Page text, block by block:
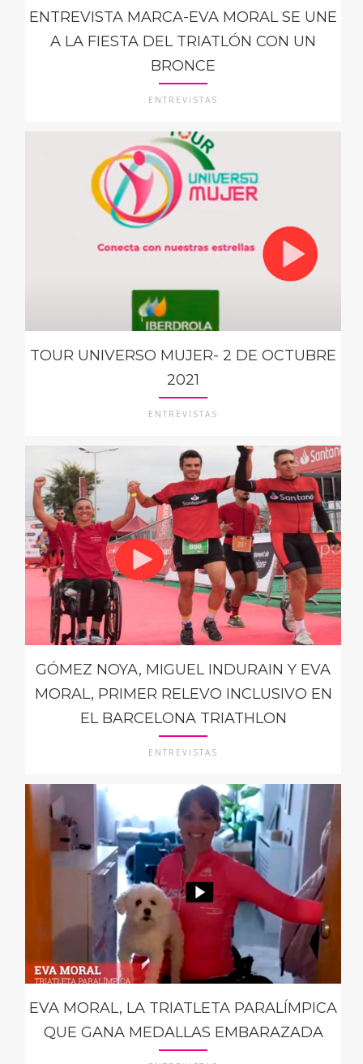
ENTREVISTA MARCA-EVA MORAL SE UNE
A LA FIESTA DEL TRIATLÓN CON UN
BRONCE
ENTREVISTAS
TOUR UNIVERSO MUJER- 2 DE OCTUBRE
2021
ENTREVISTAS
GÓMEZ NOYA, MIGUEL INDURAIN Y EVA
MORAL, PRIMER RELEVO INCLUSIVO EN
EL BARCELONA TRIATHLON
ENTREVISTAS
EVA MORAL, LA TRIATLETA PARALÍMPICA
QUE GANA MEDALLAS EMBARAZADA